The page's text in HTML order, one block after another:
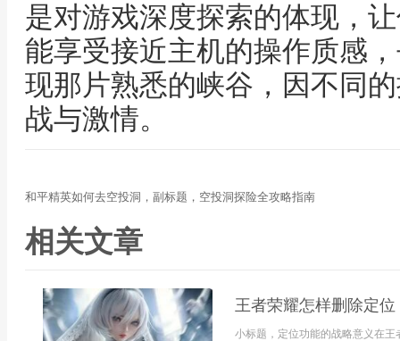
是对游戏深度探索的体现，
能享受接近主机的操作质感
现那片熟悉的峡谷，因不同
战与激情。
和平精英如何去空投洞，副标题，空投洞探险全攻略指南
相关文章
王者荣耀怎样删除定
小标题，定位功能的战略意义在